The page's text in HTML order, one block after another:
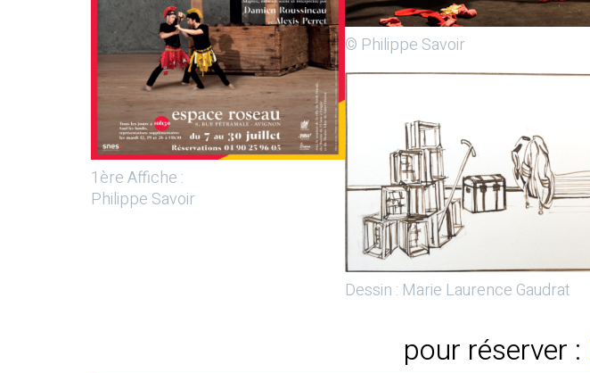
1ère Affiche :
Philippe Savoir
© Philippe Savoir
Dessin : Marie Laurence Gaudrat
pour réserver :